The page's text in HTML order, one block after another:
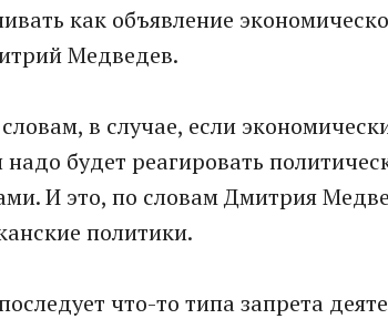
как объявление
Медведев.
в случае, если
надо будет реагировать
И это, по словам Дмитрия
политики.
что-то типа запрета